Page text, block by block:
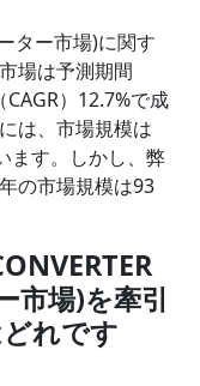
ター市場)に関す
場は予測期間
）12.7%で成
は、市場規模は
ます。しかし、弊
の市場規模は93
市場)を牽引
れです